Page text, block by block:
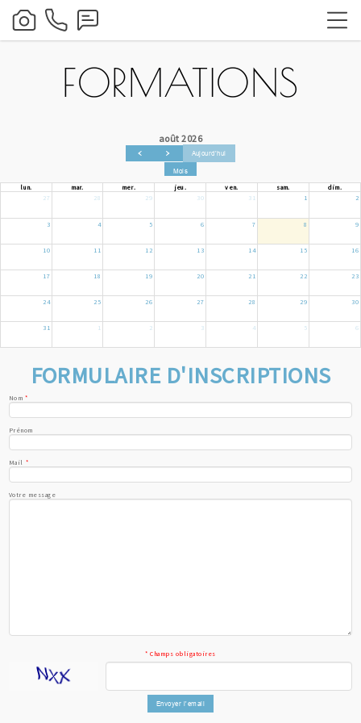
FORMATIONS
Aujourd'hui
Mois
août 2026
lun. mar. mer. jeu. ven. sam.
dim.
27
28 29 30 31 1 2
3 4 5 6 7 8 9
10 11 12 13 14 15 16
17 18 19 20 21 22 23
24 25 26 27 28 29 30
31 1 2 3 4 5 6
FORMULAIRE D'INSCRIPTIONS
Nom *
Prénom
Mail *
Votre message
* Champs obligatoires
Envoyer l'email